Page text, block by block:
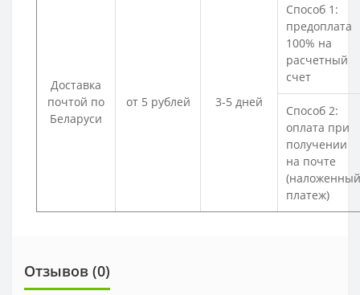
Доставка
почтой по
Беларуси
от 5 рублей 3-5 дней
Способ 1:
предоплата
100% на
расчетный
счет
Способ 2:
оплата при
получении
на почте
(наложенный
платеж)
Отзывов (0)